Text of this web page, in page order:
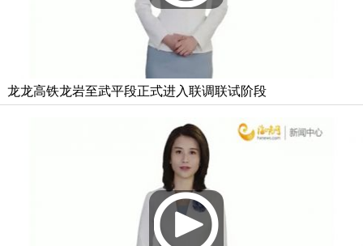
龙龙高铁龙岩至武平段正式进入联调联试阶段